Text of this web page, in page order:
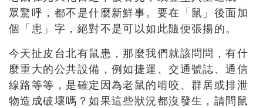
眾驚呼，都不是什麼新鮮事。要在「鼠」後面加
個「患」字，絕對不是可以如此隨便張揚的。
今天扯皮台北有鼠患，那麼我們就該問問，有什
麼重大的公共設備，例如捷運、交通號誌、通信
線路等等，是確定因為老鼠的啃咬、群居或排泄
物造成破壞嗎？如果這些狀況都沒發生，請問鼠